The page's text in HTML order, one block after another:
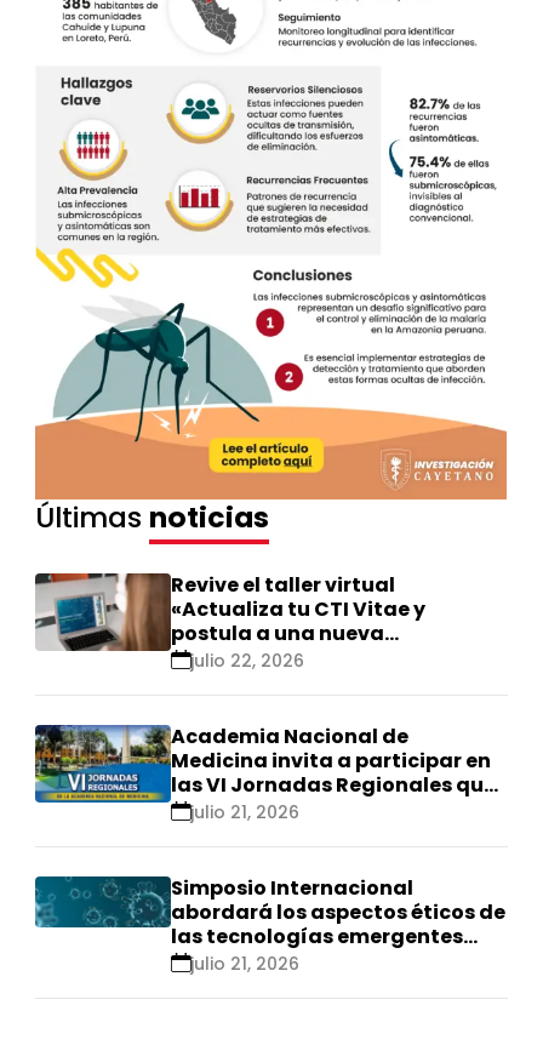
Últimas noticias
Revive el taller virtual
«Actualiza tu CTI Vitae y
postula a una nueva
calificación Renacyt»
julio 22, 2026
Academia Nacional de
Medicina invita a participar en
las VI Jornadas Regionales que
se realizarán en Ica
julio 21, 2026
Simposio Internacional
abordará los aspectos éticos de
las tecnologías emergentes
para el control de
julio 21, 2026